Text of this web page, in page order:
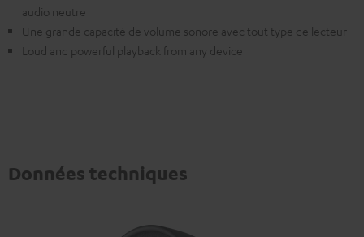
audio neutre
Une grande capacité de volume sonore avec tout type de lecteur
Loud and powerful playback from any device
Données techniques